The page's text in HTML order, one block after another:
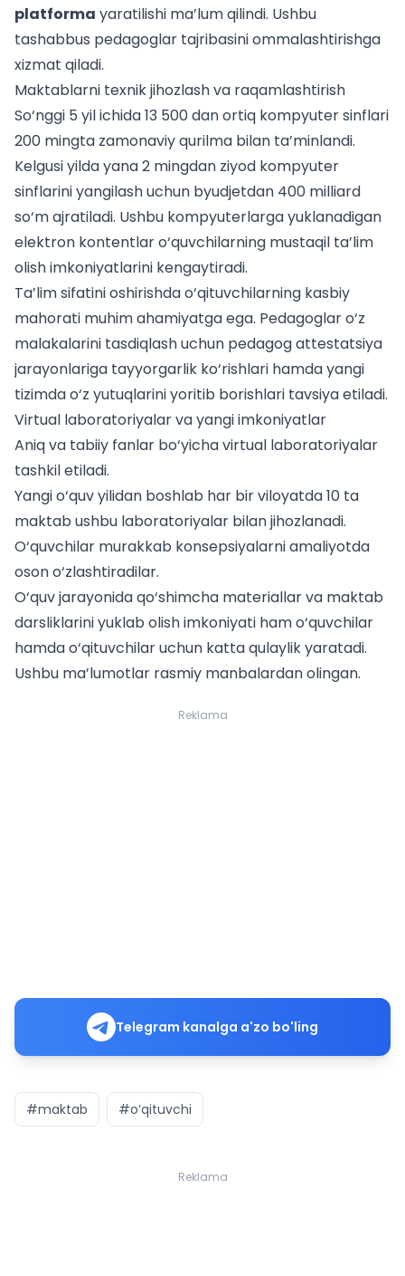
platforma yaratilishi ma’lum qilindi. Ushbu
tashabbus pedagoglar tajribasini ommalashtirishga
xizmat qiladi.
Maktablarni texnik jihozlash va raqamlashtirish
So‘nggi 5 yil ichida 13 500 dan ortiq kompyuter sinflari
200 mingta zamonaviy qurilma bilan ta’minlandi.
Kelgusi yilda yana 2 mingdan ziyod kompyuter
sinflarini yangilash uchun byudjetdan 400 milliard
so‘m ajratiladi. Ushbu kompyuterlarga yuklanadigan
elektron kontentlar o‘quvchilarning mustaqil ta’lim
olish imkoniyatlarini kengaytiradi.
Ta’lim sifatini oshirishda o‘qituvchilarning kasbiy
mahorati muhim ahamiyatga ega. Pedagoglar o‘z
malakalarini tasdiqlash uchun pedagog attestatsiya
jarayonlariga tayyorgarlik ko‘rishlari hamda yangi
tizimda o‘z yutuqlarini yoritib borishlari tavsiya etiladi.
Virtual laboratoriyalar va yangi imkoniyatlar
Aniq va tabiiy fanlar bo‘yicha virtual laboratoriyalar
tashkil etiladi.
Yangi o‘quv yilidan boshlab har bir viloyatda 10 ta
maktab ushbu laboratoriyalar bilan jihozlanadi.
O‘quvchilar murakkab konsepsiyalarni amaliyotda
oson o‘zlashtiradilar.
O‘quv jarayonida qo‘shimcha materiallar va maktab
darsliklarini yuklab olishimkoniyati ham o‘quvchilar
hamda o‘qituvchilar uchun katta qulaylik yaratadi.
Ushbu ma’lumotlar rasmiy manbalardan olingan.
Reklama
Telegram kanalga a'zo bo'ling
#maktab #o‘qituvchi
Reklama